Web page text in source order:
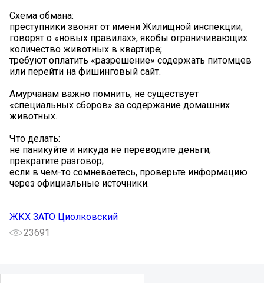
Схема обмана:
преступники звонят от имени Жилищной инспекции;
говорят о «новых правилах», якобы ограничивающих
количество животных в квартире;
требуют оплатить «разрешение» содержать питомцев
или перейти на фишинговый сайт.
Амурчанам важно помнить, не существует
«специальных сборов» за содержание домашних
животных.
Что делать:
не паникуйте и никуда не переводите деньги;
прекратите разговор;
если в чем-то сомневаетесь, проверьте информацию
через официальные источники.
ЖКХ ЗАТО Циолковский
23691